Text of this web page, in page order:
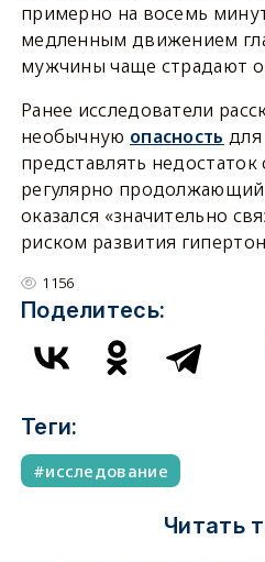
примерно на восемь
медленным движением
мужчины чаще страдают
Ранее исследователи
необычную опасность
представлять недостаток
регулярно
оказался «значительно
риском развития
1156
Поделитесь:
Теги:
исследование
Читать